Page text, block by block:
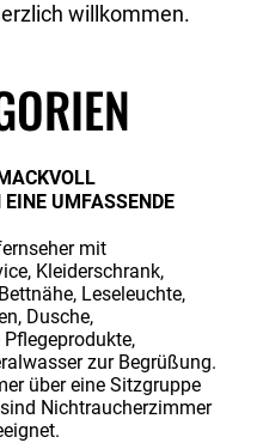
willkommen.
UMFASSENDE
mit
Kleiderschrank,
Leseleuchte,
Dusche,
zur Begrüßung.
über eine Sitzgruppe
Nichtraucherzimmer